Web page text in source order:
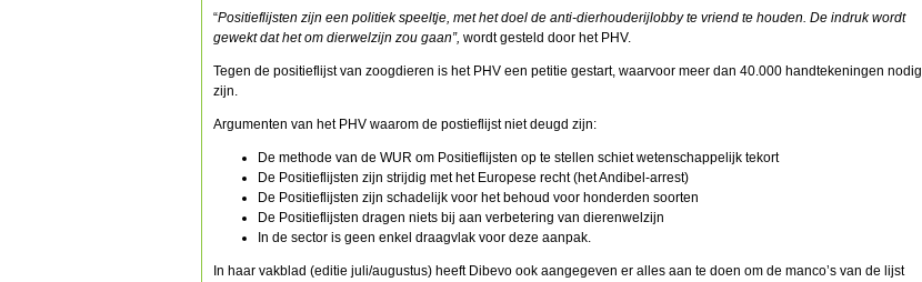
“Positieflijsten zijn een politiek speeltje, met het doel de anti-dierhouderijlobby te vriend te houden. De indruk wordt
gewekt dat het om dierwelzijn zou gaan”, wordt gesteld door het PHV.
Tegen de positieflijst van zoogdieren is het PHV een petitie gestart, waarvoor meer dan 40.000 handtekeningen nodig
zijn.
Argumenten van het PHV waarom de postieflijst niet deugd zijn:
De methode van de WUR om Positieflijsten op te stellen schiet wetenschappelijk tekort
De Positieflijsten zijn strijdig met het Europese recht (het Andibel-arrest)
De Positieflijsten zijn schadelijk voor het behoud voor honderden soorten
De Positieflijsten dragen niets bij aan verbetering van dierenwelzijn
In de sector is geen enkel draagvlak voor deze aanpak.
In haar vakblad (editie juli/augustus) heeft Dibevo ook aangegeven er alles aan te doen om de manco’s van de lijst